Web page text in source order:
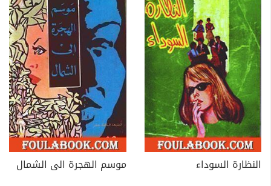
النظارة السوداء
موسم الهجرة الى الشمال